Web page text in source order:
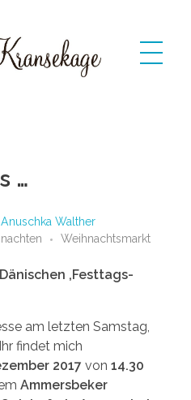
…
Anuschka Walther
Weihnachtsmarkt
‚Festtags-
am letzten Samstag,
findet mich
2017 von 14.30
Ammersbeker